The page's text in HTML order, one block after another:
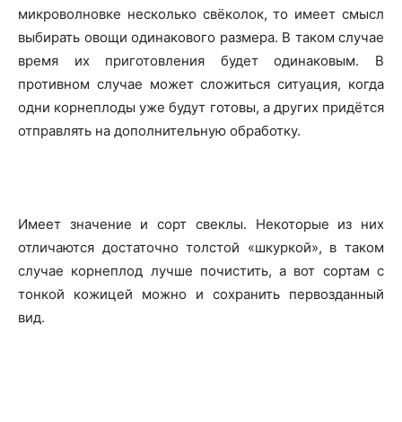
микроволновке несколько свёколок, то имеет смысл
выбирать овощи одинакового размера. В таком случае
время их приготовления будет одинаковым. В
противном случае может сложиться ситуация, когда
одни корнеплоды уже будут готовы, а других придётся
отправлять на дополнительную обработку.
Имеет значение и сорт свеклы. Некоторые из них
отличаются достаточно толстой «шкуркой», в таком
случае корнеплод лучше почистить, а вот сортам с
тонкой кожицей можно и сохранить первозданный
вид.